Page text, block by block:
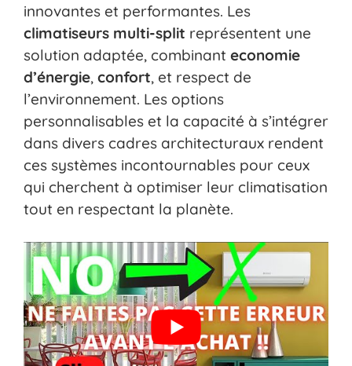
innovantes et performantes. Les
climatiseurs multi-split représentent une
solution adaptée, combinant economie
d’énergie, confort, et respect de
l’environnement. Les options
personnalisables et la capacité à s’intégrer
dans divers cadres architecturaux rendent
ces systèmes incontournables pour ceux
qui cherchent à optimiser leur climatisation
tout en respectant la planète.